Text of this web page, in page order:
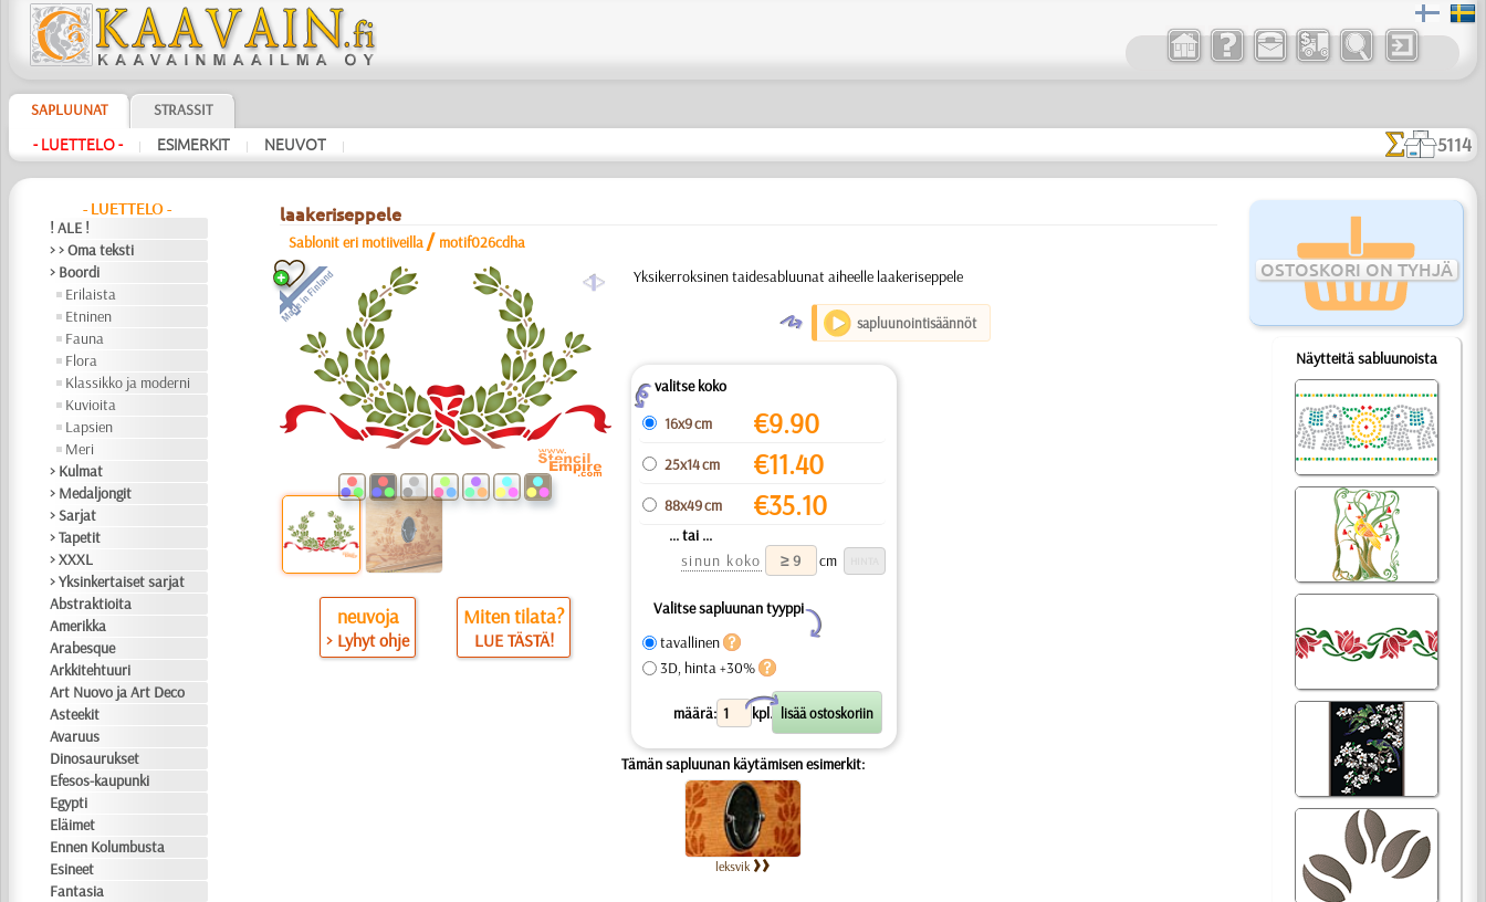
SAPLUUNAT STRASSIT
- LUETTELO - | ESIMERKIT | NEUVOT | 5114
- LUETTELO -
! ALE !
> > Oma teksti
> Boordi
Erilaista
Etninen
Fauna
Flora
Klassikko ja moderni
Kuvioita
Lapsien
Meri
> Kulmat
> Medaljongit
> Sarjat
> Tapetit
> XXXL
> Yksinkertaiset sarjat
Abstraktioita
Amerikka
Arabesque
Arkkitehtuuri
Art Nuovo ja Art Deco
Asteekit
Avaruus
Dinosaurukset
Efesos-kaupunki
Egypti
Eläimet
Ennen Kolumbusta
Esineet
Fantasia
OSTOSKORI ON TYHJÄ
Näytteitä sabluunoista
laakeriseppele
Sablonit eri motiiveilla / motif026cdha
a
neuvoja
> Lyhyt ohje
Miten tilata?
LUE TÄSTÄ!
Yksikerroksinen taidesabluunat aiheelle laakeriseppele
O sapluunointisäännöt
Zvalitse koko
16x9 cm
€9.90
25x14 cm €11.40
88x49 cm €35.10
... tai ...
sinun koko
cm
Valitse sapluunan tyyppi
Y
tavallinen
3D, hinta +30%
määrä: kpl.
X
Tämän sapluunan käytämisen esimerkit:
leksvik